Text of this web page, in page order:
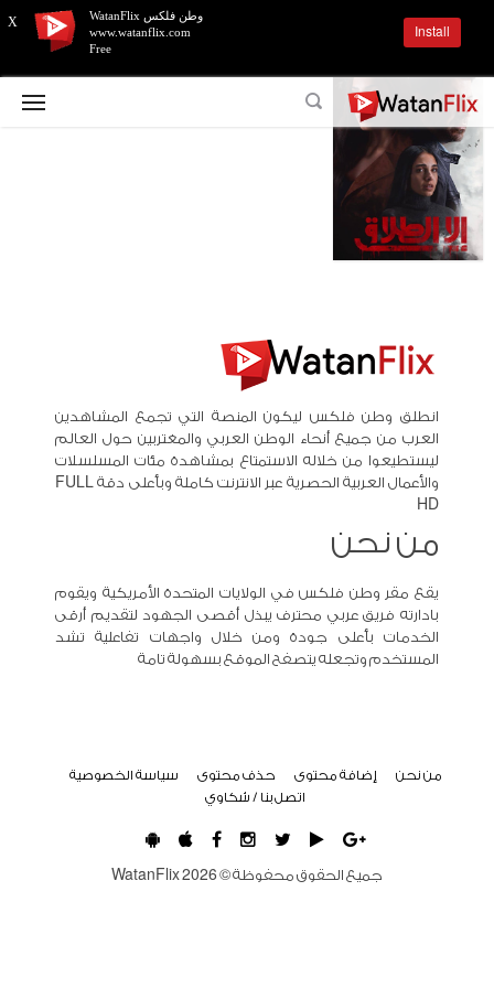
X
وطن فلكس WatanFlix
www.watanflix.com
Free
Install
انطلق وطن فلكس ليكون المنصة التي تجمع المشاهدين
العرب من جميع أنحاء الوطن العربي والمغتربين حول العالم
ليستطيعوا من خلاله الاستمتاع بمشاهدة مئات المسلسلات
والأعمال العربية الحصرية عبر الانترنت كاملة وبأعلى دقة FULL
HD
من نحن
يقع مقر وطن فلكس في الولايات المتحدة الأمريكية ويقوم
بادارته فريق عربي محترف يبذل أقصى الجهود لتقديم أرقى
الخدمات بأعلى جودة ومن خلال واجهات تفاعلية تشد
المستخدم وتجعله يتصفح الموقع بسهولة تامة
من نحن إضافة محتوى حذف محتوى
سياسة الخصوصية
اتصل بنا / شكاوي
جميع الحقوق محفوظة © WatanFlix2026